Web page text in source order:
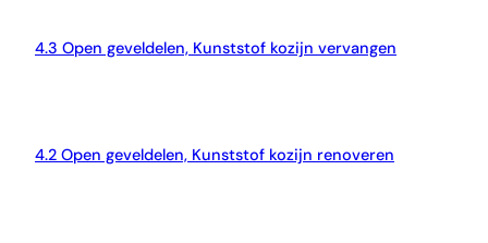
4.3 Open geveldelen, Kunststof kozijn vervangen
4.2 Open geveldelen, Kunststof kozijn renoveren